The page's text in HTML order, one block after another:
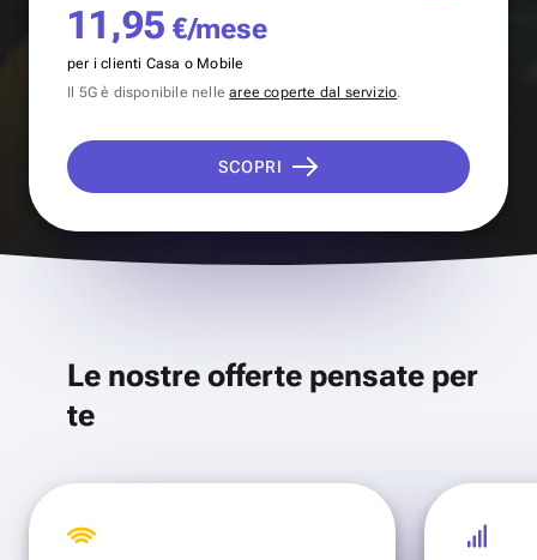
11,95 €/mese
per i clienti Casa o Mobile
Il 5G è disponibile nellearee coperte dal servizio.
SCOPRI
Le nostre offerte pensate per
te